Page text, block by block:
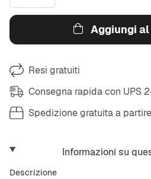
Aggiungi
Resi gratuiti
Consegna rapida con UPS
Spedizione gratuita a
Informazioni su
Descrizione